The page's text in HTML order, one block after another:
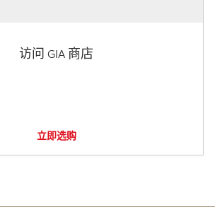
访问 GIA 商店
立即选购